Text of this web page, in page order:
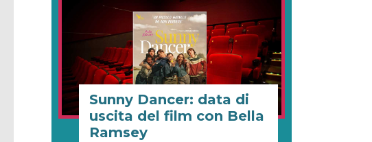
Sunny Dancer: data di
uscita del film con Bella
Ramsey